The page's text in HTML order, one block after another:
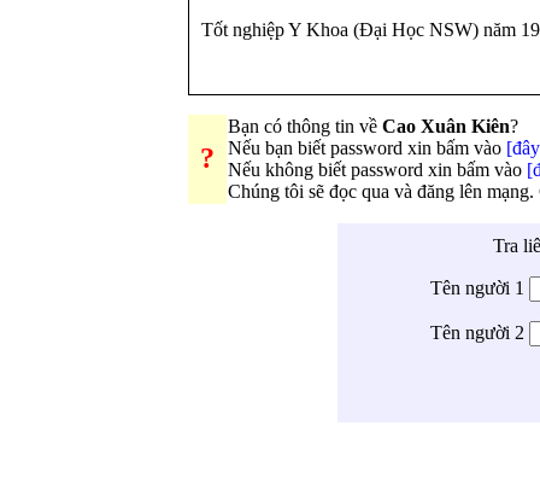
Tốt nghiệp Y Khoa (Đại Học NSW) năm
?
Bạn có thông tin về Cao Xuân Kiên?
Nếu bạn biết password xin bấm vào
Nếu không biết password xin bấm vào
Chúng tôi sẽ đọc qua và đăng lên mạng.
Tra
Tên người 1
Tên người 2